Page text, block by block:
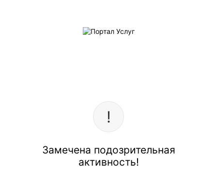
Замечена подозрительная
активность!